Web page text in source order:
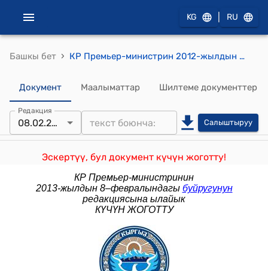
KG RU
Башкы бет › КР Премьер-министрин 2012-жылдын 2-мартындагы № 273 (Кыргыз Республикасынын Транспорт жана коммуникациялар министрлигинин коллегия мүчөлөрү бекитүү боюнча) буйругу
Документ Маалыматтар Шилтеме документтер
Редакция
08.02.2013 Салыштыруу
Эскертүү, бул документ күчүн жоготту!